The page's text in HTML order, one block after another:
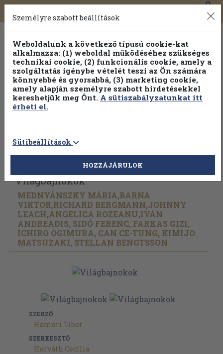
Toggle
navigation
0
Válogasson több mint 30 000 kötet közül
Hobbi témakörökben20% kedvezménnyel!
Vissza az előző oldalra Válasszon példányt
Világbajnokok
MEDNYÁNSZKY MÁRIA,BARNA
VIKTOR,RICHARD BERGMANN,JOHNNY
LEACH,ANGELICA ROZEANU,IVÁN
ANDREADIS, SIDÓ FERENC, FARKAS GIZI,
ICHIRO OGIMURA, CAN CE-TUNG, KIMIJO
MATSUZAKI, STELLAN BENGTSSON
SZERZŐ
Hámori Tibor
SZERKESZTŐ
Horváth Cecília
Személyre szabott beállítások
Weboldalunk a következő típusú cookie-kat
alkalmazza: (1) weboldal működéséhez szükséges
technikai cookie, (2) funkcionális cookie, amely a
szolgáltatás igénybe vételét teszi az Ön számára
könnyebbé és gyorsabbá, (3) marketing cookie,
amely alapján személyre szabott hirdetésekkel
kereshetjük meg Önt. A sütiszabályzatunkat itt
érheti el.
Sütibeállítások
HOZZÁJÁRULOK